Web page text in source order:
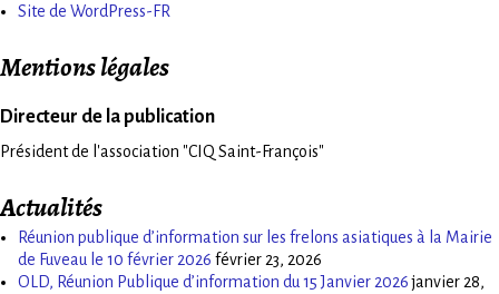
Site de WordPress-FR
Mentions légales
Directeur de la publication
Président de l'association "CIQ Saint-François"
Actualités
Réunion publique d’information sur les frelons asiatiques à la Mairie
de Fuveau le 10 février 2026 février 23, 2026
OLD, Réunion Publique d’information du 15 Janvier 2026 janvier 28,